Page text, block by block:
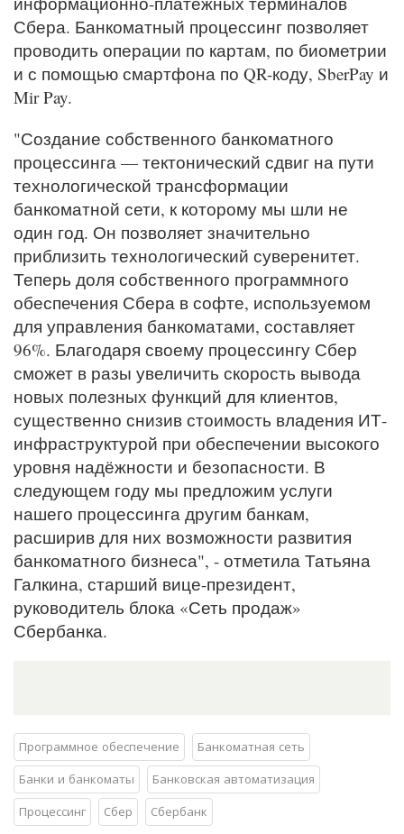
Сбера. Банкоматный процессинг позволяет
проводить операции по картам, по биометрии
и с помощью смартфона по QR-коду, SberPay и
Mir Pay.
"Создание собственного банкоматного
процессинга — тектонический сдвиг на пути
технологической трансформации
банкоматной сети, к которому мы шли не
один год. Он позволяет значительно
приблизить технологический суверенитет.
Теперь доля собственного программного
обеспечения Сбера в софте, используемом
для управления банкоматами, составляет
96%. Благодаря своему процессингу Сбер
сможет в разы увеличить скорость вывода
новых полезных функций для клиентов,
существенно снизив стоимость владения ИТ-
инфраструктурой при обеспечении высокого
уровня надёжности и безопасности. В
следующем году мы предложим услуги
нашего процессинга другим банкам,
расширив для них возможности развития
банкоматного бизнеса", - отметила Татьяна
Галкина, старший вице-президент,
руководитель блока «Сеть продаж»
Сбербанка.
Программное обеспечение
Банкоматная сеть
Банки и банкоматы
Банковская автоматизация
Процессинг
Сбер Сбербанк